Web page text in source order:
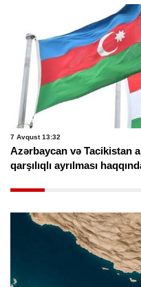
7 Avqust 13:32
Azərbaycan və Tacikistan
qarşılıqlı ayrılması